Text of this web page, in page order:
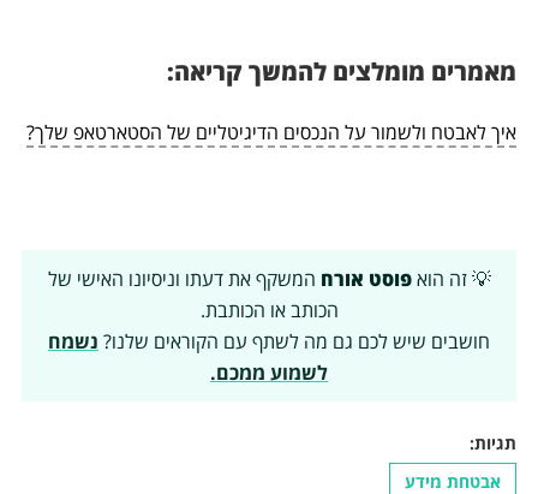
מאמרים מומלצים להמשך קריאה:
איך לאבטח ולשמור על הנכסים הדיגיטליים של הסטארטאפ שלך?
💡 זה הואפוסט אורח המשקף את דעתו וניסיונו האישי של
הכותב או הכותבת.
חושבים שיש לכם גם מה לשתף עם הקוראים שלנו? נשמח
לשמוע ממכם.
תגיות:
אבטחת מידע